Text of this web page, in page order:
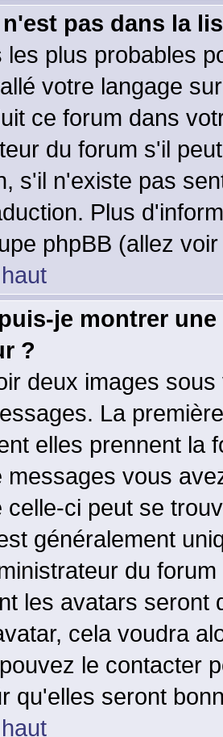
pas dans la
les plus probables
votre langage
ce forum dans
du forum s'il
s'il n'existe pas
Plus
phpBB (allez
je montrer
?
deux images
La
elles prennent la
messages vous
celle-ci peut se
généralement
du
les avatars seront
cela voudra
le contacter
qu'elles seront